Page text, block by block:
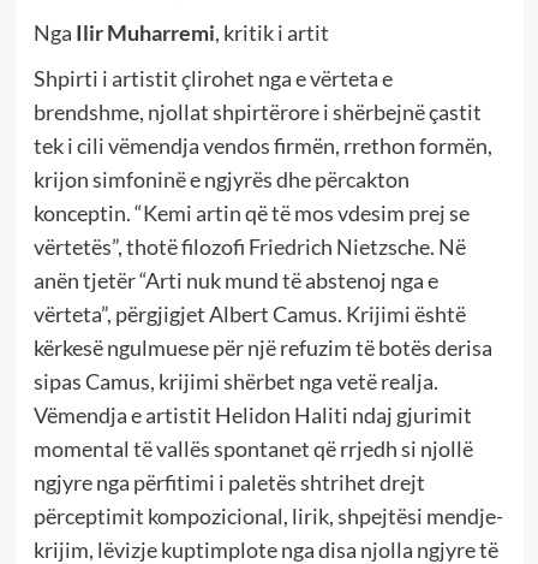
Nga Ilir Muharremi, kritik i artit
Shpirti i artistit çlirohet nga e vërteta e
brendshme, njollat shpirtërore i shërbejnë çastit
tek i cili vëmendja vendos firmën, rrethon formën,
krijon simfoninë e ngjyrës dhe përcakton
konceptin. “Kemi artin që të mos vdesim prej se
vërtetës”, thotë filozofi Friedrich Nietzsche. Në
anën tjetër “Arti nuk mund të abstenoj nga e
vërteta”, përgjigjet Albert Camus. Krijimi është
kërkesë ngulmuese për një refuzim të botës derisa
sipas Camus, krijimi shërbet nga vetë realja.
Vëmendja e artistit Helidon Haliti ndaj gjurimit
momental të vallës spontanet që rrjedh si njollë
ngjyre nga përfitimi i paletës shtrihet drejt
përceptimit kompozicional, lirik, shpejtësi mendje-
krijim, lëvizje kuptimplote nga disa njolla ngjyre të